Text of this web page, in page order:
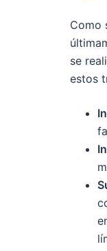
Como
se
estos